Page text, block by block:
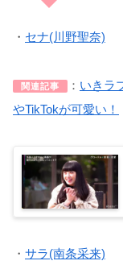
・ セナ(川野聖奈)
関連記事 ： いきラ
やTikTokが可愛い！
・ サラ(南条采来)